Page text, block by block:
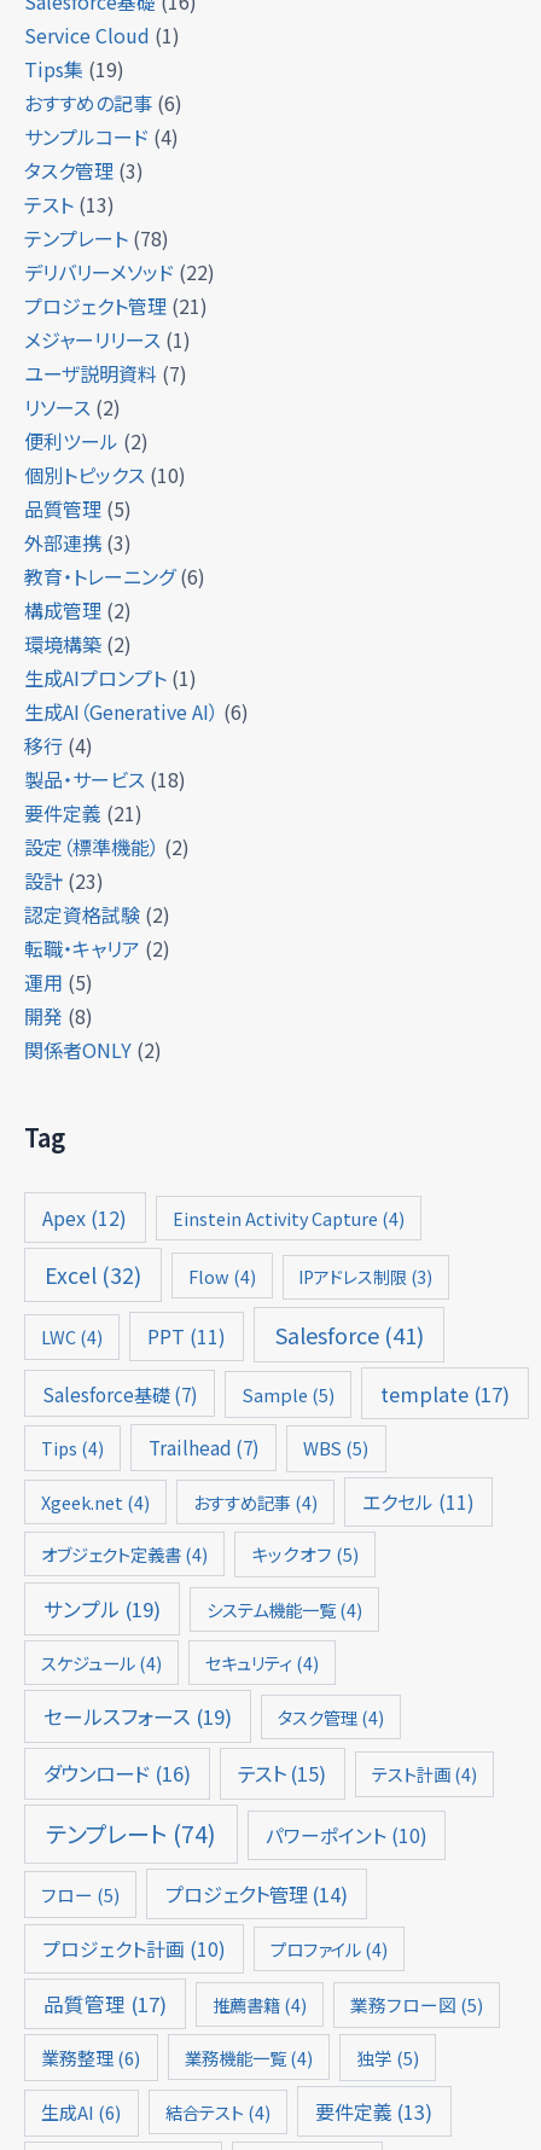
Service Cloud (1)
Tips集 (19)
おすすめの記事 (6)
サンプルコード (4)
タスク管理 (3)
テスト (13)
テンプレート (78)
デリバリーメソッド (22)
プロジェクト管理 (21)
メジャーリリース (1)
ユーザ説明資料 (7)
リソース (2)
便利ツール (2)
個別トピックス (10)
品質管理 (5)
外部連携 (3)
教育・トレーニング(6)
構成管理 (2)
環境構築 (2)
生成AIプロンプト (1)
生成AI（Generative AI） (6)
移行 (4)
製品・サービス (18)
要件定義 (21)
設定（標準機能） (2)
設計 (23)
認定資格試験 (2)
転職・キャリア (2)
運用 (5)
開発 (8)
関係者ONLY (2)
Tag
Apex (12) Einstein Activity Capture (4)
Excel(32) Flow (4) IPアドレス制限 (3)
LWC(4) PPT (11) Salesforce(41)
Salesforce基礎(7) Sample (5) template(17)
Tips (4) Trailhead (7) WBS (5)
Xgeek.net (4) おすすめ記事(4) エクセル (11)
オブジェクト定義書(4) キックオフ (5)
サンプル (19) システム機能一覧(4)
スケジュール(4) セキュリティ (4)
セールスフォース (19) タスク管理(4)
ダウンロード(16) テスト (15) テスト計画(4)
テンプレート (74) パワーポイント (10)
フロー (5) プロジェクト管理 (14)
プロジェクト計画 (10) プロファイル(4)
品質管理 (17) 推薦書籍(4) 業務フロー図 (5)
業務整理(6) 業務機能一覧(4) 独学 (5)
生成AI (6) 結合テスト (4) 要件定義 (13)